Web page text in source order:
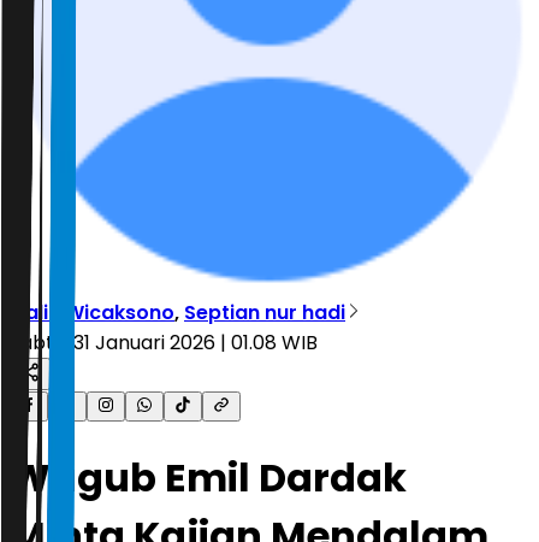
Galih Wicaksono, Septian nur hadi
Sabtu, 31 Januari 2026 | 01.08 WIB
Wagub Emil Dardak